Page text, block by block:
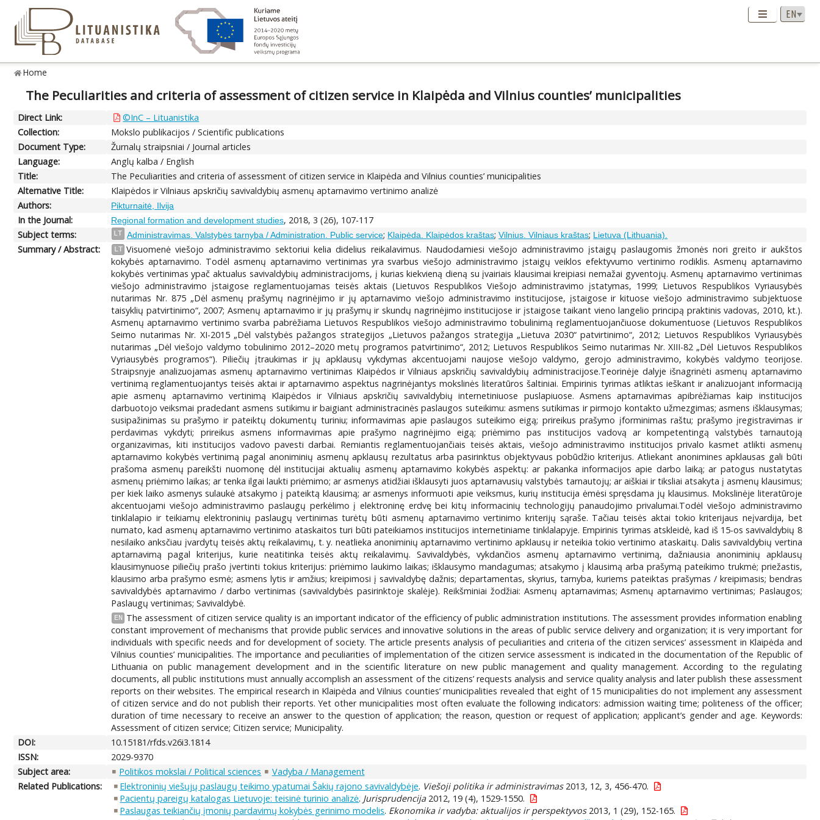
Home
The Peculiarities and criteria of assessment of citizen service in Klaipėda and Vilnius counties’ municipalities
Direct Link:
©InC – Lituanistika
Collection:
Mokslo publikacijos / Scientific publications
Document Type:
Žurnalų straipsniai / Journal articles
Language:
Anglų kalba / English
Title:
The Peculiarities and criteria of assessment of citizen service in Klaipėda and Vilnius counties’ municipalities
Alternative Title:
Klaipėdos ir Vilniaus apskričių savivaldybių asmenų aptarnavimo vertinimo analizė
Authors:
Pikturnaitė, Ilvija
In the Journal: Regional formation and development studies, 2018, 3 (26), 107-117
Subject terms:
LT Administravimas. Valstybės tarnyba / Administration. Public service; Klaipėda. Klaipėdos kraštas;Vilnius. Vilniaus kraštas; Lietuva (Lithuania).
Summary / Abstract: LT Visuomenė viešojo administravimo sektoriui kelia didelius reikalavimus. Naudodamiesi viešojo administravimo įstaigų paslaugomis žmonės nori greito ir aukštos
kokybės aptarnavimo. Todėl asmenų aptarnavimo vertinimas yra svarbus viešojo administravimo įstaigų veiklos efektyvumo vertinimo rodiklis. Asmenų aptarnavimo
kokybės vertinimas ypač aktualus savivaldybių administracijoms, į kurias kiekvieną dieną su įvairiais klausimai kreipiasi nemažai gyventojų. Asmenų aptarnavimo vertinimas
viešojo administravimo įstaigose reglamentuojamas teisės aktais (Lietuvos Respublikos Viešojo administravimo įstatymas, 1999; Lietuvos Respublikos Vyriausybės
nutarimas Nr. 875 „Dėl asmenų prašymų nagrinėjimo ir jų aptarnavimo viešojo administravimo institucijose, įstaigose ir kituose viešojo administravimo subjektuose
taisyklių patvirtinimo“, 2007; Asmenų aptarnavimo ir jų prašymų ir skundų nagrinėjimo institucijose ir įstaigose taikant vieno langelio principą praktinis vadovas, 2010, kt.).
Asmenų aptarnavimo vertinimo svarba pabrėžiama Lietuvos Respublikos viešojo administravimo tobulinimą reglamentuojančiuose dokumentuose (Lietuvos Respublikos
Seimo nutarimas Nr. XI-2015 „Dėl valstybės pažangos strategijos „Lietuvos pažangos strategija „Lietuva 2030“ patvirtinimo“, 2012; Lietuvos Respublikos Vyriausybės
nutarimas „Dėl viešojo valdymo tobulinimo 2012–2020 metų programos patvirtinimo“, 2012; Lietuvos Respublikos Seimo nutarimas Nr. XIII-82 „Dėl Lietuvos Respublikos
Vyriausybės programos“). Piliečių įtraukimas ir jų apklausų vykdymas akcentuojami naujose viešojo valdymo, gerojo administravimo, kokybės valdymo teorijose.
Straipsnyje analizuojamas asmenų aptarnavimo vertinimas Klaipėdos ir Vilniaus apskričių savivaldybių administracijose.Teorinėje dalyje išnagrinėti asmenų aptarnavimo
vertinimą reglamentuojantys teisės aktai ir aptarnavimo aspektus nagrinėjantys mokslinės literatūros šaltiniai. Empirinis tyrimas atliktas ieškant ir analizuojant informaciją
apie asmenų aptarnavimo vertinimą Klaipėdos ir Vilniaus apskričių savivaldybių internetiniuose puslapiuose. Asmens aptarnavimas apibrėžiamas kaip institucijos
darbuotojo veiksmai pradedant asmens sutikimu ir baigiant administracinės paslaugos suteikimu: asmens sutikimas ir pirmojo kontakto užmezgimas; asmens išklausymas;
susipažinimas su prašymo ir pateiktų dokumentų turiniu; informavimas apie paslaugos suteikimo eigą; prireikus prašymo įforminimas raštu; prašymo įregistravimas ir
perdavimas vykdyti; prireikus asmens informavimas apie prašymo nagrinėjimo eigą; priėmimo pas institucijos vadovą ar kompetentingą valstybės tarnautoją
organizavimas, kiti institucijos vadovo pavesti darbai. Remiantis reglamentuojančiais teisės aktais, viešojo administravimo institucijos privalo kasmet atlikti asmenų
aptarnavimo kokybės vertinimą pagal anoniminių asmenų apklausų rezultatus arba pasirinktus objektyvaus pobūdžio kriterijus. Atliekant anonimines apklausas gali būti
prašoma asmenų pareikšti nuomonę dėl institucijai aktualių asmenų aptarnavimo kokybės aspektų: ar pakanka informacijos apie darbo laiką; ar patogus nustatytas
asmenų priėmimo laikas; ar tenka ilgai laukti priėmimo; ar asmenys atidžiai išklausyti juos aptarnavusių valstybės tarnautojų; ar aiškiai ir tiksliai atsakyta į asmenų klausimus;
per kiek laiko asmenys sulaukė atsakymo į pateiktą klausimą; ar asmenys informuoti apie veiksmus, kurių institucija ėmėsi spręsdama jų klausimus. Mokslinėje literatūroje
akcentuojami viešojo administravimo paslaugų perkėlimo į elektroninę erdvę bei kitų informacinių technologijų panaudojimo privalumai.Todėl viešojo administravimo
tinklalapio ir teikiamų elektroninių paslaugų vertinimas turėtų būti asmenų aptarnavimo vertinimo kriterijų sąraše. Tačiau teisės aktai tokio kriterijaus neįvardija, bet
numato, kad asmenų aptarnavimo vertinimo ataskaitos turi būti pateikiamos institucijos internetiniame tinklalapyje. Empirinis tyrimas atskleidė, kad iš 15-os savivaldybių 8
nesilaiko anksčiau įvardytų teisės aktų reikalavimų, t. y. neatlieka anoniminių aptarnavimo vertinimo apklausų ir neteikia tokio vertinimo ataskaitų. Dalis savivaldybių vertina
aptarnavimą pagal kriterijus, kurie neatitinka teisės aktų reikalavimų. Savivaldybės, vykdančios asmenų aptarnavimo vertinimą, dažniausia anoniminių apklausų
klausimynuose piliečių prašo įvertinti tokius kriterijus: priėmimo laukimo laikas; išklausymo mandagumas; atsakymo į klausimą arba prašymą pateikimo trukmė; priežastis,
klausimo arba prašymo esmė; asmens lytis ir amžius; kreipimosi į savivaldybę dažnis; departamentas, skyrius, tarnyba, kuriems pateiktas prašymas / kreipimasis; bendras
savivaldybės aptarnavimo / darbo vertinimas (savivaldybės pasirinktoje skalėje). Reikšminiai žodžiai: Asmenų aptarnavimas; Asmenų aptarnavimo vertinimas; Paslaugos;
Paslaugų vertinimas; Savivaldybė.
EN
The assessment of citizen service quality is an important indicator of the efficiency of public administration institutions. The assessment provides information enabling
constant improvement of mechanisms that provide public services and innovative solutions in the areas of public service delivery and organization; it is very important for
individuals with specific needs and for development of society. The article presents analysis of peculiarities and criteria of the citizen services’ assessment in Klaipėda and
Vilnius counties’ municipalities. The importance and peculiarities of implementation of the citizen service assessment is indicated in the documentation of the Republic of
Lithuania on public management development and in the scientific literature on new public management and quality management. According to the regulating
documents, all public institutions must annually accomplish an assessment of the citizens’ requests analysis and service quality analysis and later publish these assessment
reports on their websites. The empirical research in Klaipėda and Vilnius counties’ municipalities revealed that eight of 15 municipalities do not implement any assessment
of citizen service and do not publish their reports. Yet other municipalities most often evaluate the following indicators: admission waiting time; politeness of the officer;
duration of time necessary to receive an answer to the question of application; the reason, question or request of application; applicant’s gender and age. Keywords:
Assessment of citizen service; Citizen service; Municipality.
DOI:
10.15181/rfds.v26i3.1814
ISSN:
2029-9370
Subject area:
Politikos mokslai / Political sciences
Vadyba / Management
Related Publications:
Elektroninių viešųjų paslaugų teikimo ypatumai Šakių rajono savivaldybėje. Viešoji politika ir administravimas2013, 12, 3, 456-470.
Pacientų pareigų katalogas Lietuvoje: teisinė turinio analizė. Jurisprudencija2012, 19 (4), 1529-1550.
Paslaugas teikiančių įmonių pardavimų kokybės gerinimo modelis. Ekonomika ir vadyba: aktualijos ir perspektyvos2013, 1 (29), 152-165.